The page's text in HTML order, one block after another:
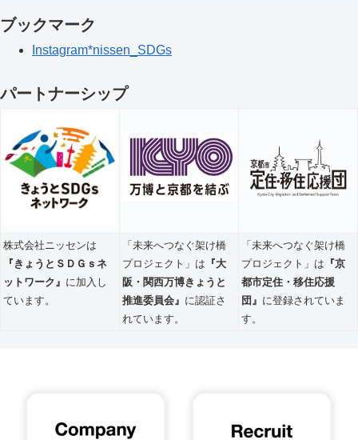
ブックマーク
Instagram*nissen_SDGs
パートナーシップ
株式会社ニッセンは
『きょうとＳＤＧｓネ
ットワーク』 に加入し
ています。
「未来へつなぐ架け橋
プロジェクト」は 『大
阪・関西万博きょうと
推進委員会』 に認証さ
れています。
「未来へつなぐ架け橋
プロジェクト」は 『京
都市定住・移住応援
団』 に登録されていま
す。